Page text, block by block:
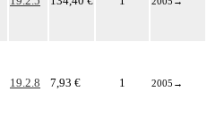
19.2.8 7,93 € 1 2005 →